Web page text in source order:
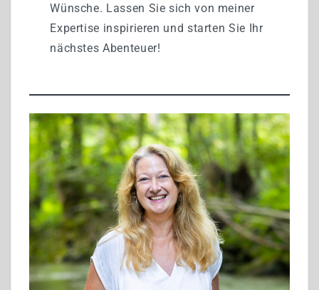
Wünsche. Lassen Sie sich von meiner
Expertise inspirieren und starten Sie Ihr
nächstes Abenteuer!